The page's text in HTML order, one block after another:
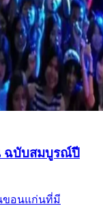
ฉบับสมบูรณ์ปี
นขอนแก่นที่มี